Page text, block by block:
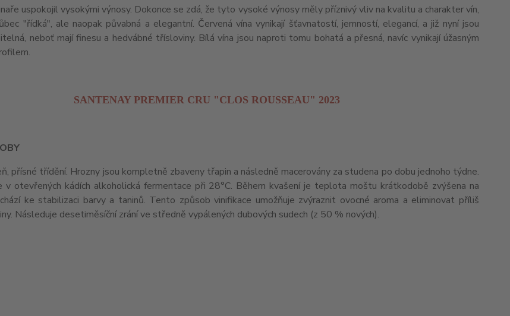
uspokojil vysokými výnosy. Dokonce se zdá, že tyto vysoké výnosy měly příznivý vliv na kvalitu a charakter vín,
"řídká", ale naopak půvabná a elegantní. Červená vína vynikají šťavnatostí, jemností, elegancí, a již nyní jsou
neboť mají finesu a hedvábné třísloviny. Bílá vína jsou naproti tomu bohatá a přesná, navíc vynikají úžasným
SANTENAY PREMIER CRU "CLOS ROUSSEAU" 2023
přísné třídění. Hrozny jsou kompletně zbaveny třapin a následně macerovány za studena po dobu jednoho týdne.
v otevřených kádích alkoholická fermentace při 28°C. Během kvašení je teplota moštu krátkodobě zvýšena na
ke stabilizaci barvy a taninů. Tento způsob vinifikace umožňuje zvýraznit ovocné aroma a eliminovat příliš
Následuje desetiměsíční zrání ve středně vypálených dubových sudech (z 50 % nových).